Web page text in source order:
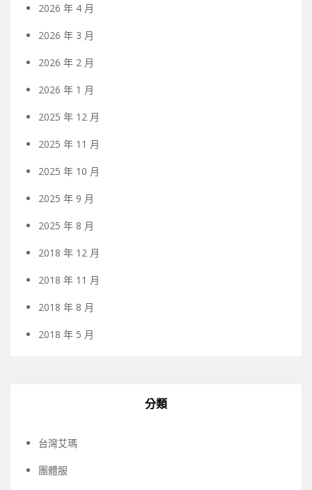
2026 年 4 月
2026 年 3 月
2026 年 2 月
2026 年 1 月
2025 年 12 月
2025 年 11 月
2025 年 10 月
2025 年 9 月
2025 年 8 月
2018 年 12 月
2018 年 11 月
2018 年 8 月
2018 年 5 月
分類
台灣艾瑪
團體服